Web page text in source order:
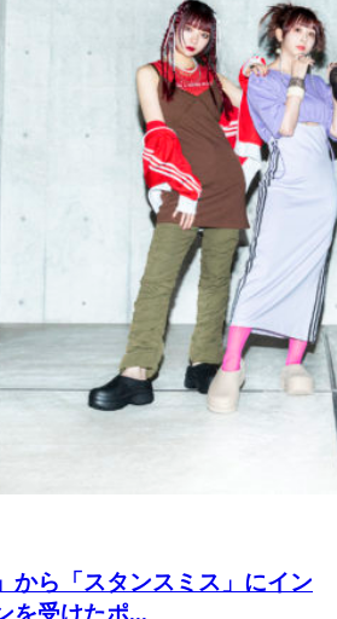
から「スタンスミス」にイン
を受けたポ...